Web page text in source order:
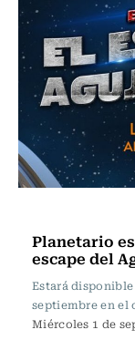
Planetario
escape del
Estará
septiembre en el
Miércoles 1 de